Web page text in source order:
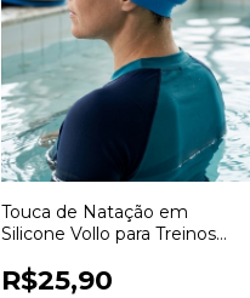
Touca de Natação em
Silicone Vollo para Treinos
R$25,90